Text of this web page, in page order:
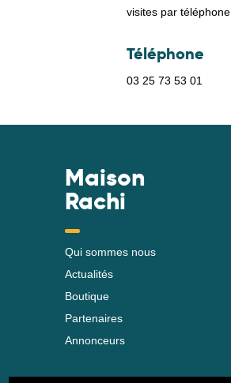
visites par téléphone
Téléphone
03 25 73 53 01
Maison
Rachi
Qui sommes nous
Actualités
Boutique
Partenaires
Annonceurs